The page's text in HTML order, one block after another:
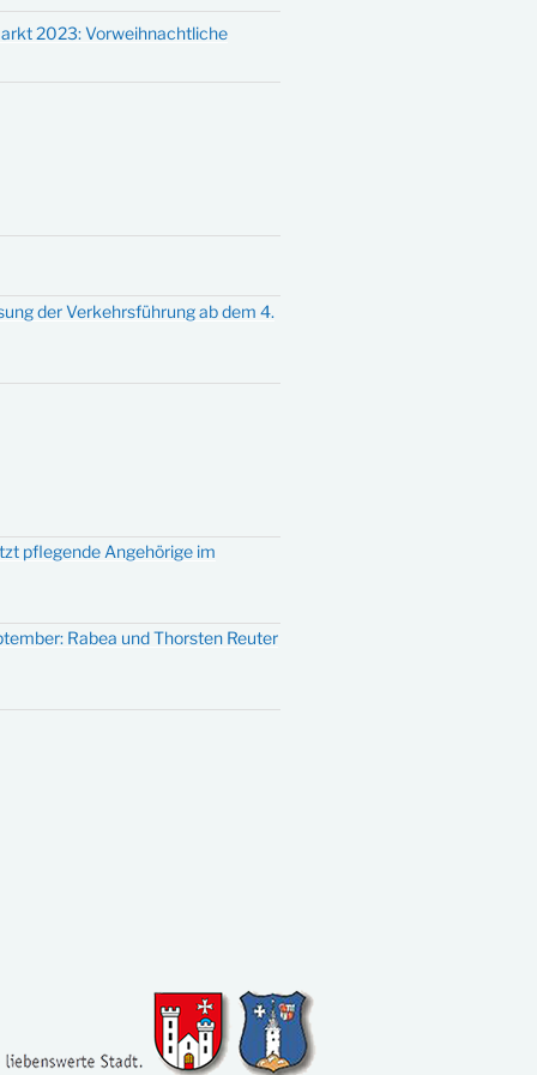
2023: Vorweihnachtliche
der Verkehrsführung ab dem 4.
pflegende Angehörige im
Rabea und Thorsten Reuter